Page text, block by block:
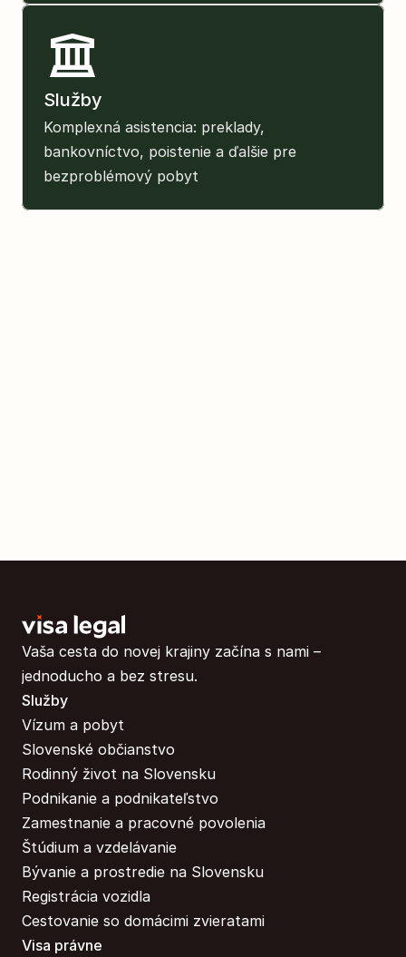
Služby
Komplexná asistencia: preklady,
bankovníctvo, poistenie a ďalšie pre
bezproblémový pobyt
Vaša cesta do novej krajiny začína s nami –
jednoducho a bez stresu.
Služby
Vízum a pobyt
Slovenské občianstvo
Rodinný život na Slovensku
Podnikanie a podnikateľstvo
Zamestnanie a pracovné povolenia
Štúdium a vzdelávanie
Bývanie a prostredie na Slovensku
Registrácia vozidla
Cestovanie so domácimi zvieratami
Visa právne